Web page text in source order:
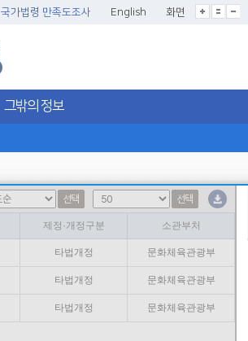
국가법령 만족도조사 English 화면
그밖의 정보
선택 선택
제정·개정구분 소관부처
타법개정 문화체육관광부
타법개정 문화체육관광부
타법개정 문화체육관광부